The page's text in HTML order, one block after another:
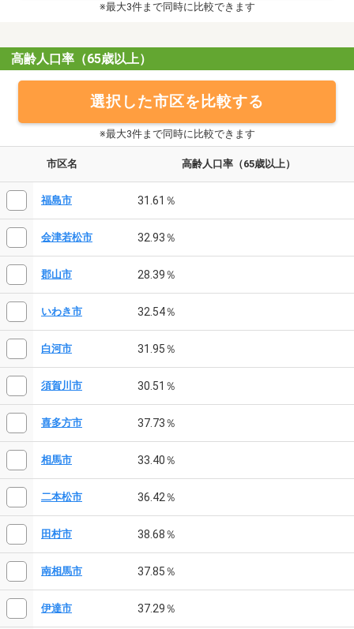
※最大3件まで同時に比較できます
高齢人口率（65歳以上）
選択した市区を比較する
※最大3件まで同時に比較できます
市区名 高齢人口率（65歳以上）
福島市 31.61％
会津若松市 32.93％
郡山市 28.39％
いわき市 32.54％
白河市 31.95％
須賀川市 30.51％
喜多方市 37.73％
相馬市 33.40％
二本松市 36.42％
田村市 38.68％
南相馬市 37.85％
伊達市 37.29％